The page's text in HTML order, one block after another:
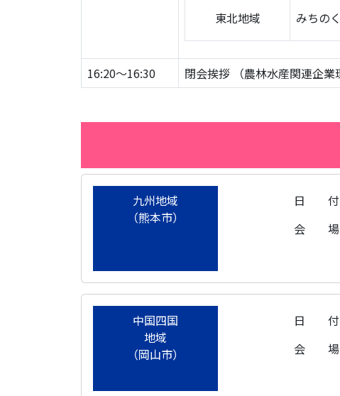
東北地域 みちの
16:20～16:30 閉会挨拶 （農林水産関連企業
九州地域
（熊本市）
日 付
会 場
中国四国
地域
（岡山市）
日 付
会 場